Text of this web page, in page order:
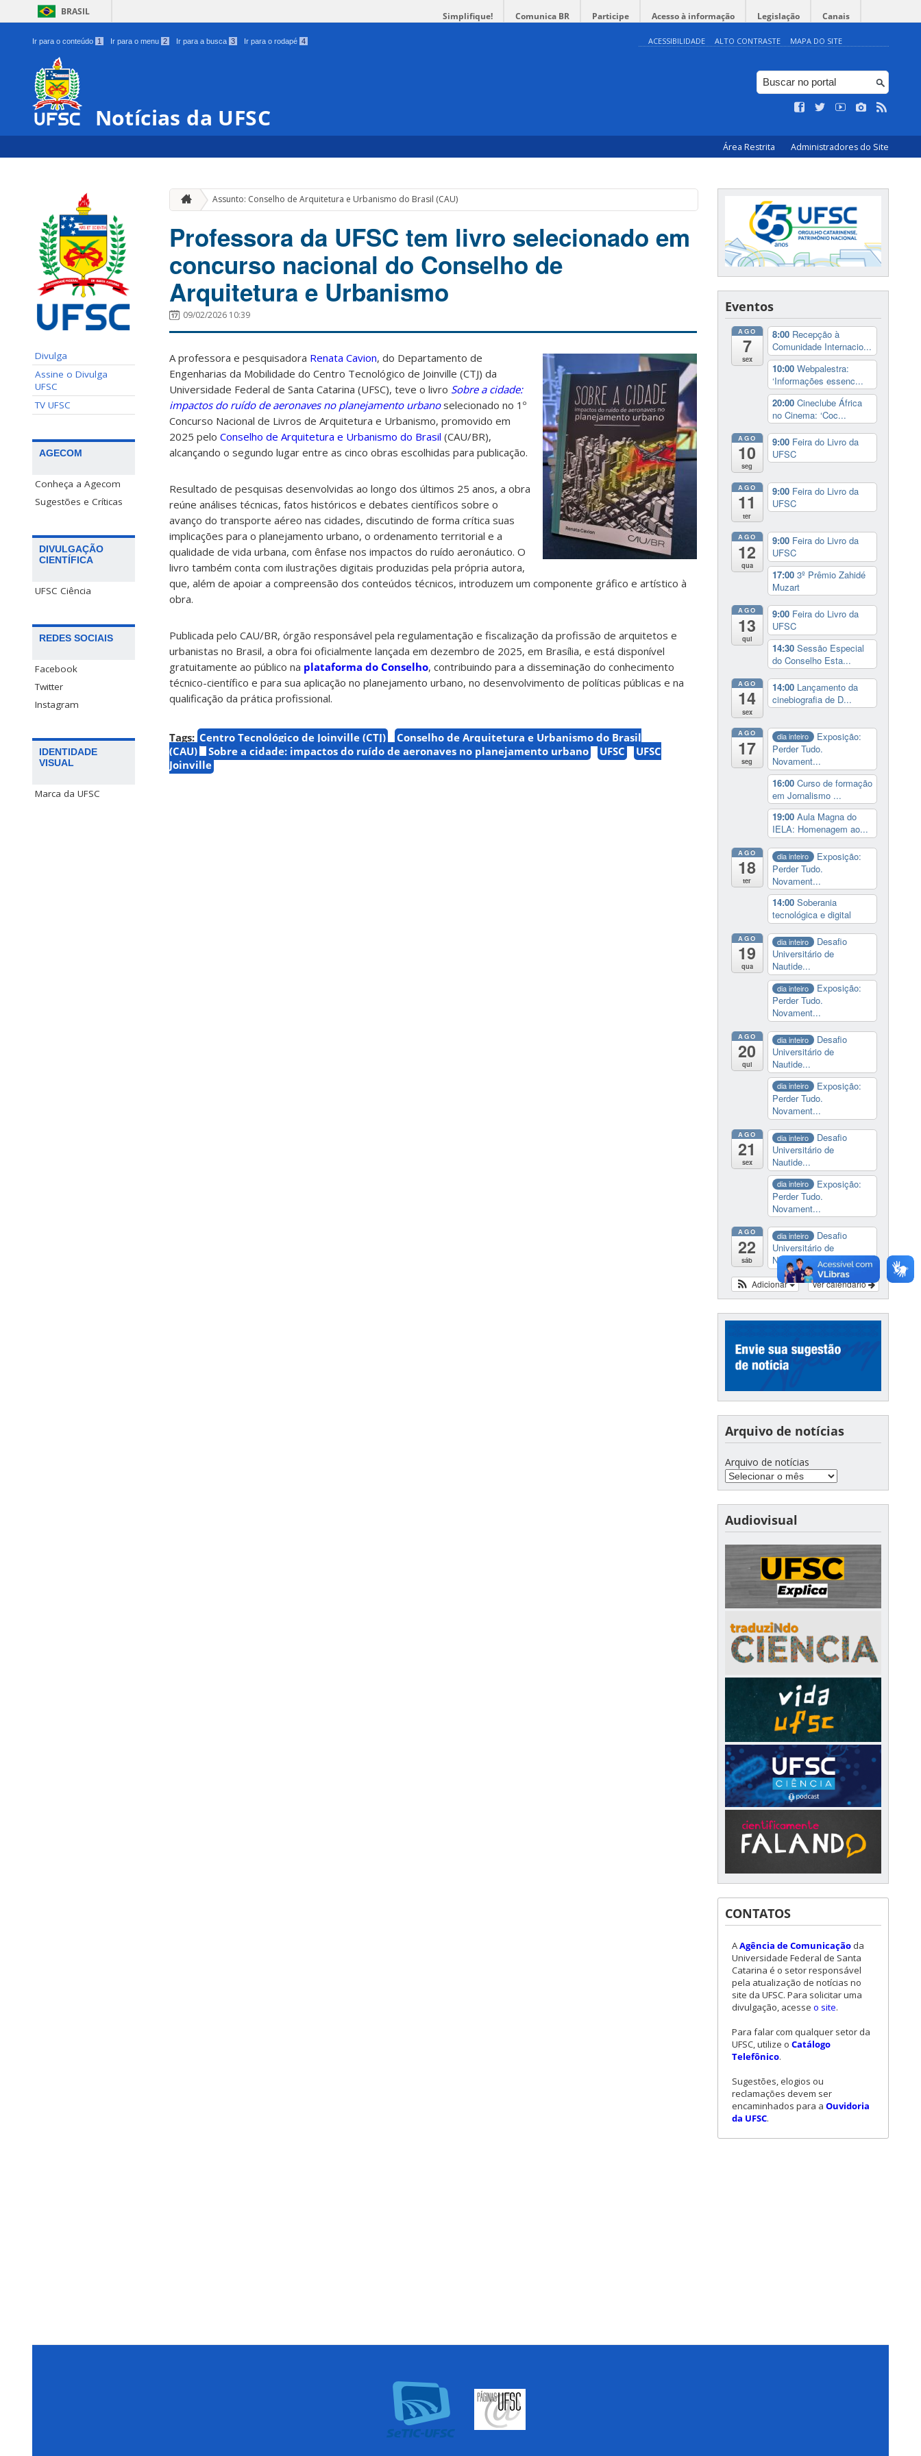
BRASIL Simplifique! Comunica BR Participe Acesso à informação Legislação Canais
Ir para o conteúdo 1 Ir para o menu 2 Ir para a busca 3 Ir para o rodapé 4 ACESSIBILIDADE ALTO CONTRASTE MAPA DO SITE
Notícias da UFSC
Área Restrita Administradores do Site
Divulga
Assine o Divulga
UFSC
TV UFSC
AGECOM
Conheça a Agecom
Sugestões e Críticas
DIVULGAÇÃO
CIENTÍFICA
UFSC Ciência
REDES SOCIAIS
Facebook
Twitter
Instagram
IDENTIDADE
VISUAL
Marca da UFSC
Assunto: Conselho de Arquitetura e Urbanismo do Brasil (CAU)
Professora da UFSC tem livro selecionado em
concurso nacional do Conselho de
Arquitetura e Urbanismo
09/02/2026 10:39
A professora e pesquisadora Renata Cavion, do Departamento de
Engenharias da Mobilidade do Centro Tecnológico de Joinville (CTJ) da
Universidade Federal de Santa Catarina (UFSC), teve o livro Sobre a cidade:
impactos do ruído de aeronaves no planejamento urbanoselecionado no 1º
Concurso Nacional de Livros de Arquitetura e Urbanismo, promovido em
2025 pelo Conselho de Arquitetura e Urbanismo do Brasil (CAU/BR),
alcançando o segundo lugar entre as cinco obras escolhidas para publicação.
Resultado de pesquisas desenvolvidas ao longo dos últimos 25 anos, a obra
reúne análises técnicas, fatos históricos e debates científicos sobre o
avanço do transporte aéreo nas cidades, discutindo de forma crítica suas
implicações para o planejamento urbano, o ordenamento territorial e a
qualidade de vida urbana, com ênfase nos impactos do ruído aeronáutico. O
livro também conta com ilustrações digitais produzidas pela própria autora,
que, além de apoiar a compreensão dos conteúdos técnicos, introduzem um componente gráfico e artístico à
obra.
Publicada pelo CAU/BR, órgão responsável pela regulamentação e fiscalização da profissão de arquitetos e
urbanistas no Brasil, a obra foi oficialmente lançada em dezembro de 2025, em Brasília, e está disponível
gratuitamente ao público na plataforma do Conselho, contribuindo para a disseminação do conhecimento
técnico-científico e para sua aplicação no planejamento urbano, no desenvolvimento de políticas públicas e na
qualificação da prática profissional.
Tags: Centro Tecnológico de Joinville (CTJ)
Conselho de Arquitetura e Urbanismo do Brasil
(CAU)
Sobre a cidade: impactos do ruído de aeronaves no planejamento urbano UFSC
UFSC
Joinville
Eventos
AGO
7
sex
8:00 Recepção à
Comunidade Internacio...
10:00 Webpalestra:
‘Informações essenc...
20:00 Cineclube África
no Cinema: ‘Coc...
AGO
10
seg
9:00 Feira do Livro da
UFSC
AGO
11
ter
9:00 Feira do Livro da
UFSC
AGO
12
qua
9:00 Feira do Livro da
UFSC
17:00 3º Prêmio Zahidé
Muzart
AGO
13
qui
9:00 Feira do Livro da
UFSC
14:30 Sessão Especial
do Conselho Esta...
AGO
14
sex
14:00 Lançamento da
cinebiografia de D...
AGO
17
seg
dia inteiro
Exposição:
Perder Tudo.
Novament...
16:00 Curso de formação
em Jornalismo ...
19:00 Aula Magna do
IELA: Homenagem ao...
AGO
18
ter
dia inteiro
Exposição:
Perder Tudo.
Novament...
14:00 Soberania
tecnológica e digital
AGO
19
qua
dia inteiro
Desafio
Universitário de
Nautide...
dia inteiro
Exposição:
Perder Tudo.
Novament...
AGO
20
qui
dia inteiro
Desafio
Universitário de
Nautide...
dia inteiro
Exposição:
Perder Tudo.
Novament...
AGO
21
sex
dia inteiro
Desafio
Universitário de
Nautide...
dia inteiro
Exposição:
Perder Tudo.
Novament...
AGO
22
sáb
dia inteiro
Desafio
Universitário de
Nautide...
Ver calendário
Adicionar
Arquivo de notícias
Arquivo de notícias
Audiovisual
CONTATOS
AAgência de Comunicação da
Universidade Federal de Santa
Catarina é o setor responsável
pela atualização de notícias no
site da UFSC. Para solicitar uma
divulgação, acesse o site.
Para falar com qualquer setor da
UFSC, utilize o Catálogo
Telefônico.
Sugestões, elogios ou
reclamações devem ser
encaminhados para a Ouvidoria
da UFSC.